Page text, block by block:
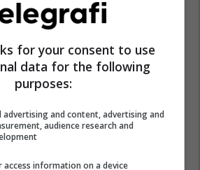
for your consent to use
data for the following
purposes:
advertising and content, advertising and
audience research and
access information on a device